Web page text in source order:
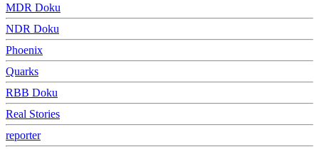
MDR Doku
NDR Doku
Phoenix
Quarks
RBB Doku
Real Stories
reporter